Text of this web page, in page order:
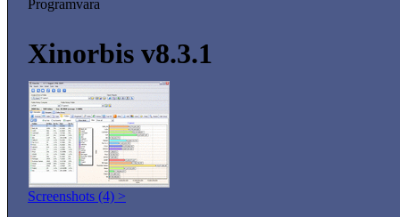
Programvara
Xinorbis v8.3.1
Screenshots (4) >